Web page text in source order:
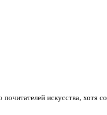
почитателей искусства, хотя